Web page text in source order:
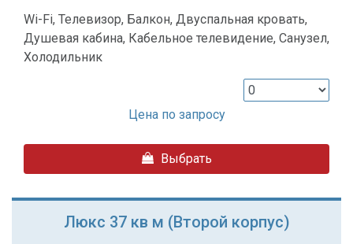
Wi-Fi, Телевизор, Балкон, Двуспальная кровать,
Душевая кабина, Кабельное телевидение, Санузел,
Холодильник
Цена по запросу
Выбрать
Люкс 37 кв м (Второй корпус)